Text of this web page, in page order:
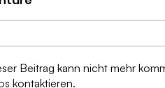
Beitrag kann nicht mehr
kontaktieren.